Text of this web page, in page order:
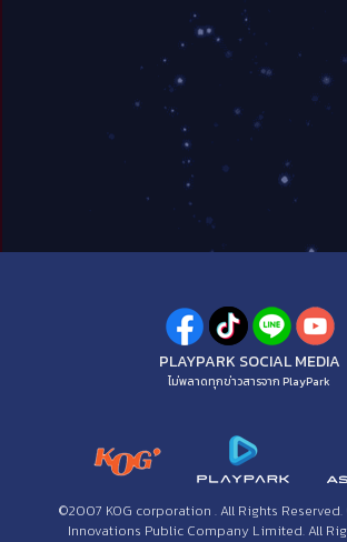
PLAYPARK SOCIAL MEDIA
ไม่พลาดทุกข่าวสารจาก PlayPark
©2007 KOG corporation . All Rights
Innovations Public Company Limited. All